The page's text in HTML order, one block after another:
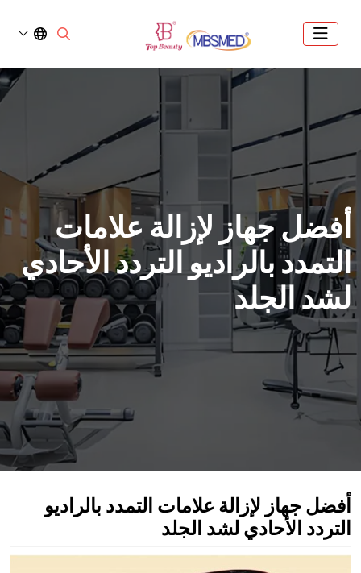
أفضل جهاز لإزالة علامات
التمدد بالراديو التردد الأحادي
لشد الجلد
أفضل جهاز لإزالة علامات التمدد بالراديو
التردد الأحادي لشد الجلد